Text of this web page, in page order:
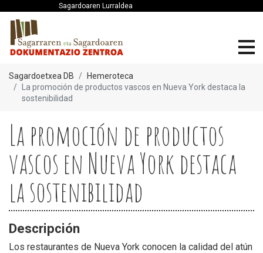
Sagardoaren Lurraldea
Sagardoetxea DB
Hemeroteca
La promoción de productos vascos en Nueva York destaca la
sostenibilidad
La promoción de productos
vascos en Nueva York destaca
la sostenibilidad
Descripción
Los restaurantes de Nueva York conocen la calidad del atún